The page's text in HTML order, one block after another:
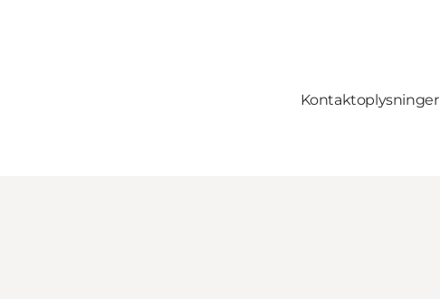
Kontaktoplysninger